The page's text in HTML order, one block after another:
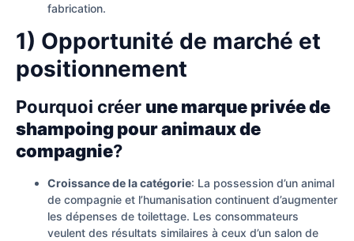
fabrication.
1) Opportunité de marché et
positionnement
Pourquoi créer une marque privée de
shampoing pour animaux de
compagnie?
Croissance de la catégorie: La possession d’un animal
de compagnie et l’humanisation continuent d’augmenter
les dépenses de toilettage. Les consommateurs
veulent des résultats similaires à ceux d’un salon de